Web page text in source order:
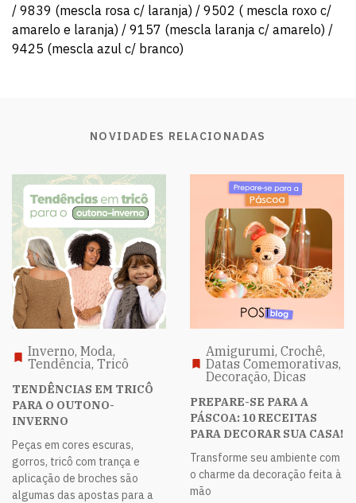
/ 9839 (mescla rosa c/ laranja) / 9502 ( mescla roxo c/
amarelo e laranja) / 9157 (mescla laranja c/ amarelo) /
9425 (mescla azul c/ branco)
NOVIDADES RELACIONADAS
Inverno, Moda,
Tendência, Tricô
TENDÊNCIAS EM TRICÔ
PARA O OUTONO-
INVERNO
Peças em cores escuras,
gorros, tricô com trança e
aplicação de broches são
algumas das apostas para a
Amigurumi, Crochê,
Datas Comemorativas,
Decoração, Dicas
PREPARE-SE PARA A
PÁSCOA: 10 RECEITAS
PARA DECORAR SUA CASA!
Transforme seu ambiente com
o charme da decoração feita à
mão